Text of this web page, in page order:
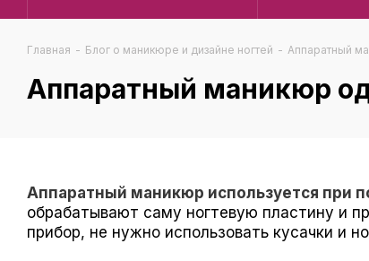
Главная - Блог о маникюре и дизайне ногтей - Аппаратный
Аппаратный маникюр
Аппаратный маникюр используется при
обрабатывают саму ногтевую пластину и
прибор, не нужно использовать кусачки и